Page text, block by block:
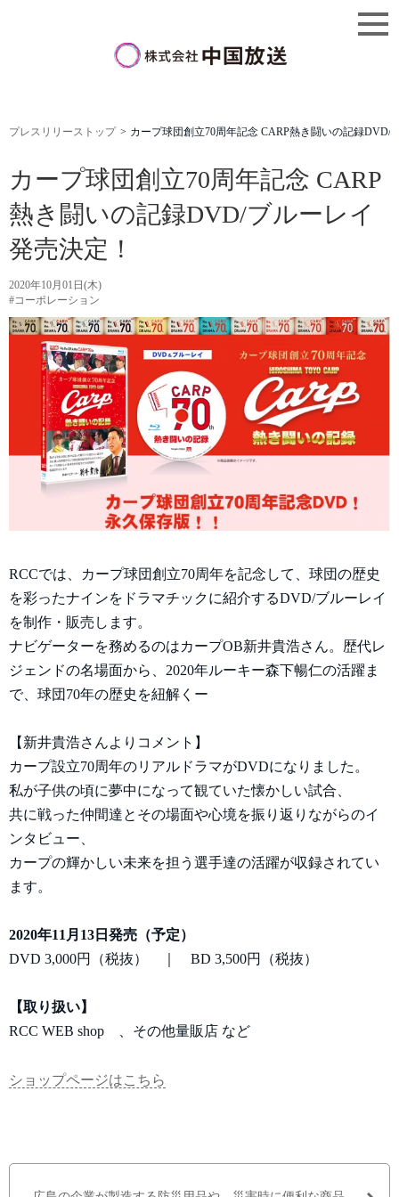
プレスリリーストップ カープ球団創立70周年記念 CARP熱き闘いの記録DVD/
カープ球団創立70周年記念 CARP
熱き闘いの記録DVD/ブルーレイ
発売決定！
2020年10月01日(木)
#コーポレーション
RCCでは、カープ球団創立70周年を記念して、球団の歴史
を彩ったナインをドラマチックに紹介するDVD/ブルーレイ
を制作・販売します。
ナビゲーターを務めるのはカープOB新井貴浩さん。歴代レ
ジェンドの名場面から、2020年ルーキー森下暢仁の活躍ま
で、球団70年の歴史を紐解くー
【新井貴浩さんよりコメント】
カープ設立70周年のリアルドラマがDVDになりました。
私が子供の頃に夢中になって観ていた懐かしい試合、
共に戦った仲間達とその場面や心境を振り返りながらのイ
ンタビュー、
カープの輝かしい未来を担う選手達の活躍が収録されてい
ます。
2020年11月13日発売（予定）
DVD 3,000円（税抜） ｜ BD 3,500円（税抜）
【取り扱い】
RCC WEB shop 、その他量販店 など
ショップページはこちら